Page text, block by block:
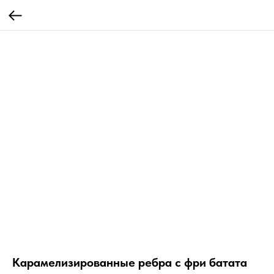
Карамелизированные ребра с фри батата